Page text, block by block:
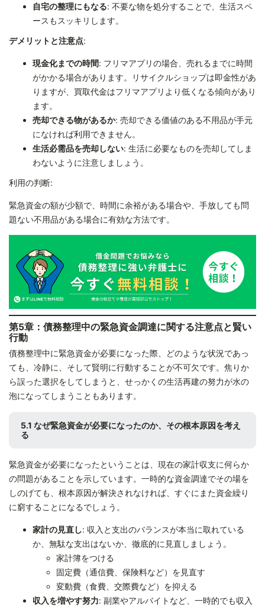
自宅の整理にもなる: 不要な物を処分することで、生活スペ
ースもスッキリします。
デメリットと注意点:
現金化までの時間: フリマアプリの場合、売れるまでに時間
がかかる場合があります。リサイクルショップは即金性があ
りますが、買取代金はフリマアプリより低くなる傾向があり
ます。
売却できる物があるか: 売却できる価値のある不用品が手元
になければ利用できません。
生活必需品を売却しない: 生活に必要なものを売却してしま
わないように注意しましょう。
利用の判断:
緊急資金の額が少額で、時間に余裕がある場合や、手放しても問
題ない不用品がある場合に有効な方法です。
第5章：債務整理中の緊急資金調達に関する注意点と賢い
行動
債務整理中に緊急資金が必要になった際、どのような状況であっ
ても、冷静に、そして賢明に行動することが不可欠です。焦りか
ら誤った選択をしてしまうと、せっかくの生活再建の努力が水の
泡になってしまうこともあります。
5.1 なぜ緊急資金が必要になったのか、その根本原因を考え
る
緊急資金が必要になったということは、現在の家計収支に何らか
の問題があることを示しています。一時的な資金調達でその場を
しのげても、根本原因が解決されなければ、すぐにまた資金繰り
に窮することになるでしょう。
家計の見直し: 収入と支出のバランスが本当に取れている
か、無駄な支出はないか、徹底的に見直しましょう。
家計簿をつける
固定費（通信費、保険料など）を見直す
変動費（食費、交際費など）を抑える
収入を増やす努力: 副業やアルバイトなど、一時的でも収入